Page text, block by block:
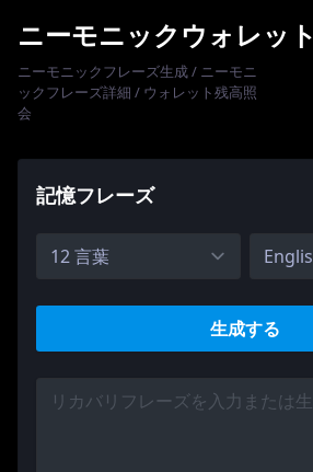
ニーモニックウォレット
ニーモニックフレーズ生成 / ニーモニ
ックフレーズ詳細 / ウォレット残高照
会
記憶フレーズ
生成する